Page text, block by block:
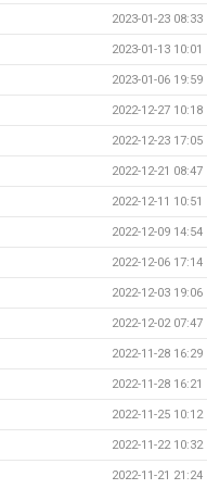
2023-01-23 08:33
2023-01-13 10:01
2023-01-06 19:59
2022-12-27 10:18
2022-12-23 17:05
2022-12-21 08:47
2022-12-11 10:51
2022-12-09 14:54
2022-12-06 17:14
2022-12-03 19:06
2022-12-02 07:47
2022-11-28 16:29
2022-11-28 16:21
2022-11-25 10:12
2022-11-22 10:32
2022-11-21 21:24